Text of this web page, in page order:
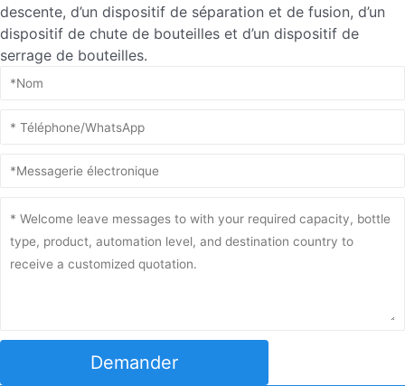
descente, d’un dispositif de séparation et de fusion, d’un
dispositif de chute de bouteilles et d’un dispositif de
serrage de bouteilles.
Demander